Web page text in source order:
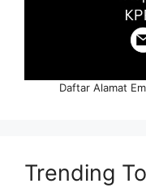
Daftar Alamat
Trending